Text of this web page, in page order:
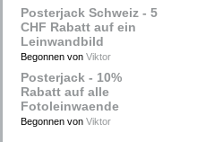
Posterjack Schweiz - 5
CHF Rabatt auf ein
Leinwandbild
Begonnen von Viktor
Posterjack - 10%
Rabatt auf alle
Fotoleinwaende
Begonnen von Viktor